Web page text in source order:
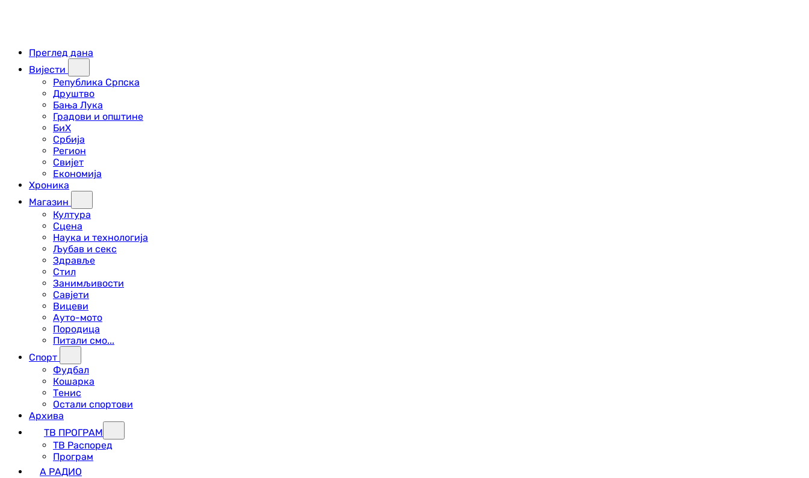
Преглед дана
Вијести
Република Српска
Друштво
Бања Лука
Градови и општине
БиХ
Србија
Регион
Свијет
Економија
Хроника
Магазин
Култура
Сцена
Наука и технологија
Љубав и секс
Здравље
Стил
Занимљивости
Савјети
Вицеви
Ауто-мото
Породица
Питали смо...
Спорт
Фудбал
Кошарка
Тенис
Остали спортови
Архива
ТВ ПРОГРАМ
ТВ Распоред
Програм
А РАДИО